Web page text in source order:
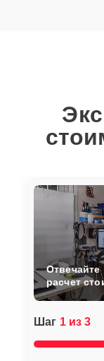
Шаг 1 из 3
расчет